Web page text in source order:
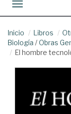
Toggle navigation
Inicio Libros
Biología /Obras
El hombre